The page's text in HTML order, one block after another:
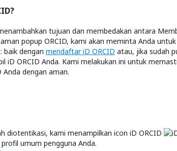
tujuan dan membedakan antara
popup ORCID, kami akan meminta Anda untuk
baik dengan mendaftar iD ORCID atau, jika sudah
iD ORCID Anda. Kami melakukan ini untuk
dengan aman.
diotentikasi, kami menampilkan icon iD ORCID
umum pengguna Anda.